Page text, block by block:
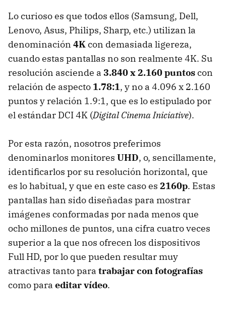
Lo curioso es que todos ellos (Samsung, Dell,
Lenovo, Asus, Philips, Sharp, etc.) utilizan la
denominación 4Kcon demasiada ligereza,
cuando estas pantallas no son realmente 4K. Su
resolución asciende a 3.840 x 2.160 puntoscon
relación de aspecto 1.78:1, y no a 4.096 x 2.160
puntos y relación 1.9:1, que es lo estipulado por
el estándar DCI 4K (Digital Cinema Iniciative).
Por esta razón, nosotros preferimos
denominarlos monitores UHD, o, sencillamente,
identificarlos por su resolución horizontal, que
es lo habitual, y que en este caso es 2160p. Estas
pantallas han sido diseñadas para mostrar
imágenes conformadas por nada menos que
ocho millones de puntos, una cifra cuatro veces
superior a la que nos ofrecen los dispositivos
Full HD, por lo que pueden resultar muy
atractivas tanto para trabajar con fotografías
como para editar vídeo.